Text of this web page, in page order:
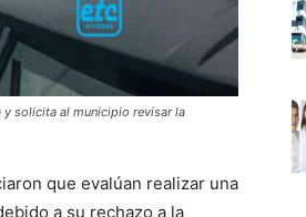
y solicita al municipio revisar la
que evalúan realizar una
a su rechazo a la